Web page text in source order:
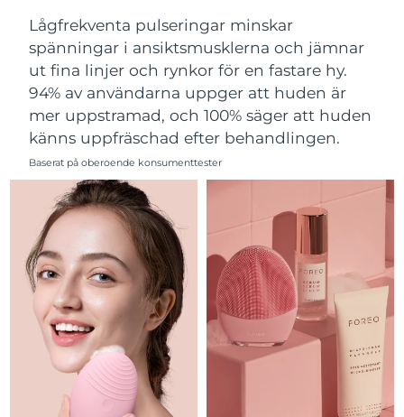
Lågfrekventa pulseringar minskar
spänningar i ansiktsmusklerna och jämnar
ut fina linjer och rynkor för en fastare hy.
94% av användarna uppger att huden är
mer uppstramad, och 100% säger att huden
känns uppfräschad efter behandlingen.
Baserat på oberoende konsumenttester
Filippinerna Förväntad leverans
Polen Förväntad leverans8/9/26
Portugal Förväntad leverans 8/8/26
Puerto Rico Förväntad leverans
Qatar Förväntad leverans8/9/26
Réunion Förväntad leverans
Rumänien Förväntad leverans 8/8/26
Ryssland Förväntad leverans 8/16/26
Saudiarabien 8/9/26
Singapore 8/10/26